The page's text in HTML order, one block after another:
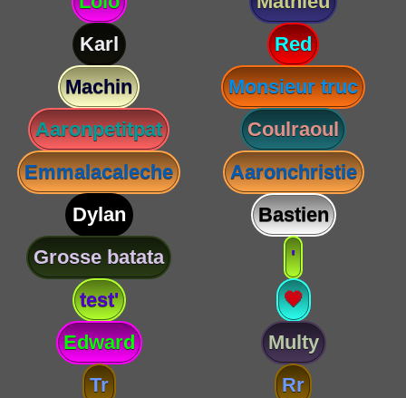
Karl
Red
Machin
Monsieur truc
Aaronpetitpat
Coulraoul
Emmalacaleche
Aaronchristie
Dylan
Bastien
Grosse batata
'
test'
💗
Edward
Multy
Tr
Rr